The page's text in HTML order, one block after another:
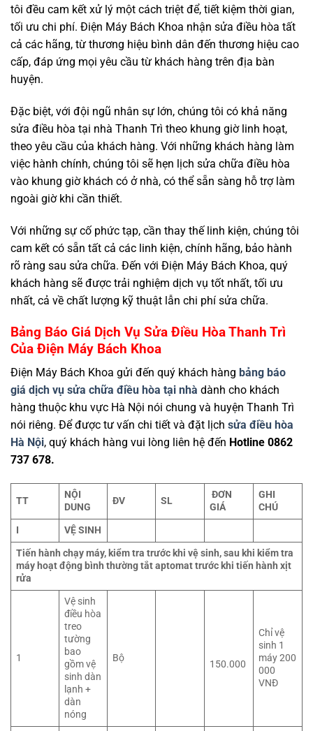
tôi đều cam kết xử lý một cách triệt để, tiết kiệm thời gian,
tối ưu chi phí. Điện Máy Bách Khoa nhận sửa điều hòa tất
cả các hãng, từ thương hiệu bình dân đến thương hiệu cao
cấp, đáp ứng mọi yêu cầu từ khách hàng trên địa bàn
huyện.
Đặc biệt, với đội ngũ nhân sự lớn, chúng tôi có khả năng
sửa điều hòa tại nhà Thanh Trì theo khung giờ linh hoạt,
theo yêu cầu của khách hàng. Với những khách hàng làm
việc hành chính, chúng tôi sẽ hẹn lịch sửa chữa điều hòa
vào khung giờ khách có ở nhà, có thể sẵn sàng hỗ trợ làm
ngoài giờ khi cần thiết.
Với những sự cố phức tạp, cần thay thế linh kiện, chúng tôi
cam kết có sẵn tất cả các linh kiện, chính hãng, bảo hành
rõ ràng sau sửa chữa. Đến với Điện Máy Bách Khoa, quý
khách hàng sẽ được trải nghiệm dịch vụ tốt nhất, tối ưu
nhất, cả về chất lượng kỹ thuật lẫn chi phí sửa chữa.
Bảng Báo Giá Dịch Vụ Sửa Điều Hòa Thanh Trì
Của Điện Máy Bách Khoa
Điện Máy Bách Khoa gửi đến quý khách hàng bảng báo
giá dịch vụ sửa chữa điều hòa tại nhà dành cho khách
hàng thuộc khu vực Hà Nội nói chung và huyện Thanh Trì
nói riêng. Để được tư vấn chi tiết và đặt lịch sửa điều hòa
Hà Nội, quý khách hàng vui lòng liên hệ đến Hotline 0862
737 678.
TT
NỘI
DUNG
ĐV SL
ĐƠN
GIÁ
GHI
CHÚ
I
VỆ SINH
Tiến hành chạy máy, kiểm tra trước khi vệ sinh, sau khi kiểm tra
máy hoạt động bình thường tắt aptomat trước khi tiến hành xịt
rửa
1
Vệ sinh
điều hòa
treo
tường
bao
gồm vệ
sinh dàn
lạnh +
dàn
nóng
Bộ
150.000
Chỉ vệ
sinh 1
máy 200
000
VNĐ